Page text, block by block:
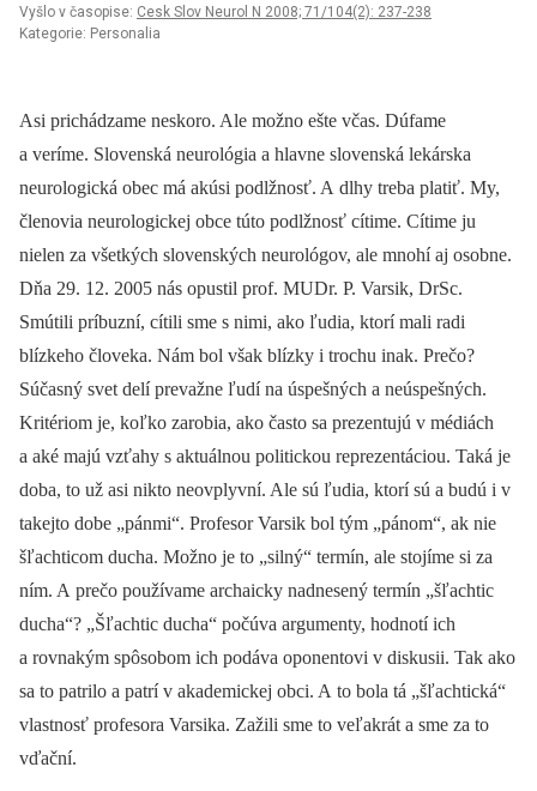
Vyšlo v časopise: Cesk Slov Neurol N 2008; 71/104(2): 237-238
Kategorie: Personalia
Asi prichádzame neskoro. Ale možno ešte včas. Dúfame
a veríme. Slovenská neurológia a hlavne slovenská lekárska
neurologická obec má akúsi podlžnosť. A dlhy treba platiť. My,
členovia neurologickej obce túto podlžnosť cítime. Cítime ju
nielen za všetkých slovenských neurológov, ale mnohí aj osobne.
Dňa 29. 12. 2005 nás opustil prof. MUDr. P. Varsik, DrSc.
Smútili príbuzní, cítili sme s nimi, ako ľudia, ktorí mali radi
blízkeho človeka. Nám bol však blízky i trochu inak. Prečo?
Súčasný svet delí prevažne ľudí na úspešných a neúspešných.
Kritériom je, koľko zarobia, ako často sa prezentujú v médiách
a aké majú vzťahy s aktuálnou politickou reprezentáciou. Taká je
doba, to už asi nikto neovplyvní. Ale sú ľudia, ktorí sú a budú i v
takejto dobe „pánmi“. Profesor Varsik bol tým „pánom“, ak nie
šľachticom ducha. Možno je to „silný“ termín, ale stojíme si za
ním. A prečo používame archaicky nadnesený termín „šľachtic
ducha“? „Šľachtic ducha“ počúva argumenty, hodnotí ich
a rovnakým spôsobom ich podáva oponentovi v diskusii. Tak ako
sa to patrilo a patrí v akademickej obci. A to bola tá „šľachtická“
vlastnosť profesora Varsika. Zažili sme to veľakrát a sme za to
vďační.